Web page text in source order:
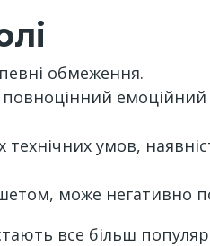
обмеження.
повноцінний
умов,
може негативно
все більш